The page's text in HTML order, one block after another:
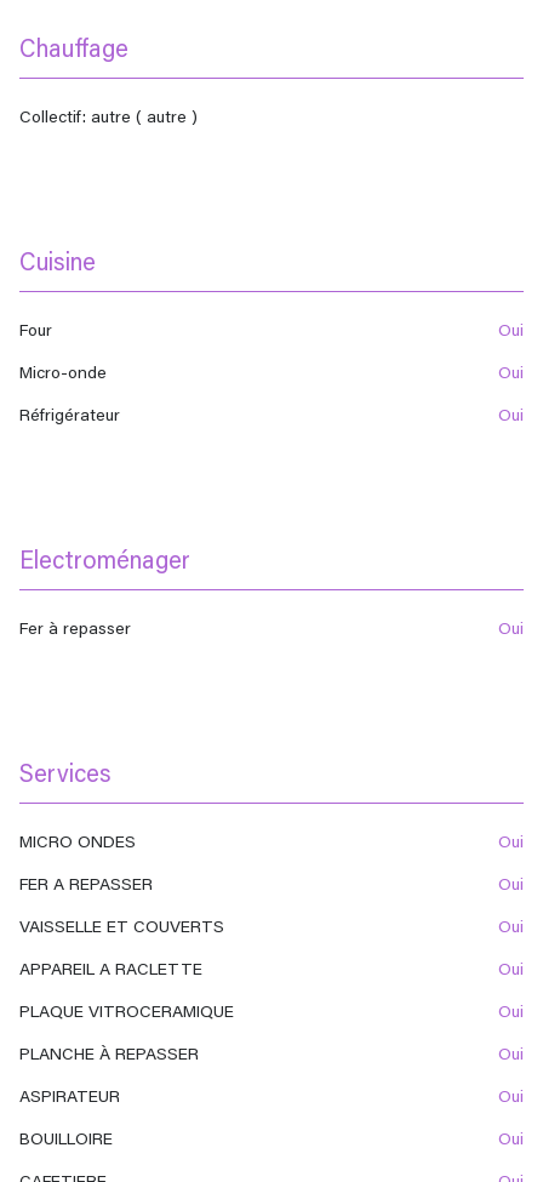
Chauffage
collectif: autre ( autre )
Cuisine
Four oui
Micro-onde oui
Réfrigérateur oui
Electroménager
Fer à repasser oui
Services
MICRO ONDES oui
FER A REPASSER oui
VAISSELLE ET COUVERTS oui
APPAREIL A RACLETTE oui
PLAQUE VITROCERAMIQUE oui
PLANCHE À REPASSER oui
ASPIRATEUR oui
BOUILLOIRE oui